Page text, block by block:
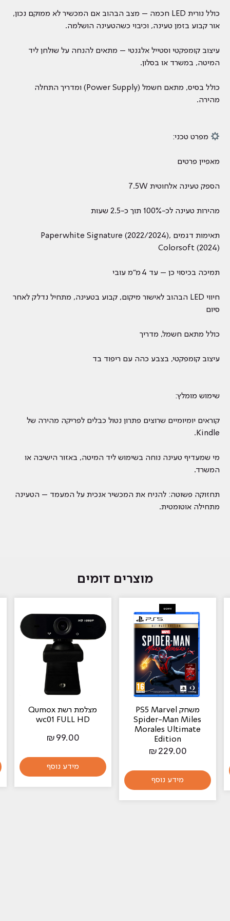
כולל נורית LED חכמה – מצב הבהוב אם המכשיר לא ממוקם נכון,
אור קבוע בזמן טעינה, וכיבוי כשהטעינה הושלמה.
עיצוב קומפקטי וסטייל אלגנטי – מתאים להנחה על שולחן ליד
המיטה, במשרד או בסלון.
כולל בסיס, מתאם חשמל (Power Supply) ומדריך התחלה
מהירה.
מפרט טכני:
מאפיין פרטים
הספק טעינה אלחוטית 7.5W
מהירות טעינה לכ-100% תוך כ-2.5 שעות
תאימות דגמים Paperwhite Signature (2022/2024),
Colorsoft (2024)
תמיכה בכיסוי כן – עד 4 מ"מ עובי
חיווי LED הבהוב לאישור מיקום, קבוע בטעינה, מתחיל נדלק לאחר
סיום
כולל מתאם חשמל, מדריך
עיצוב קומפקטי, בצבע כהה עם ריפוד בד
שימוש מומלץ:
קוראים יומיומיים שרוצים פתרון נטול כבלים לפריקה מהירה של
Kindle.
מי שמעדיף טעינה נוחה בשימוש ליד המיטה, באזור הישיבה או
המשרד.
תחזוקה פשוטה: להניח את המכשיר אנכית על המעמד – הטעינה
מתחילה אוטומטית.
מוצרים דומים
משחק PS5 Marvel
Spider-Man Miles
Morales Ultimate
Edition
₪ 229.00
מידע נוסף
מצלמת רשת Qumox
wc01 FULL HD
₪ 99.00
מידע נוסף